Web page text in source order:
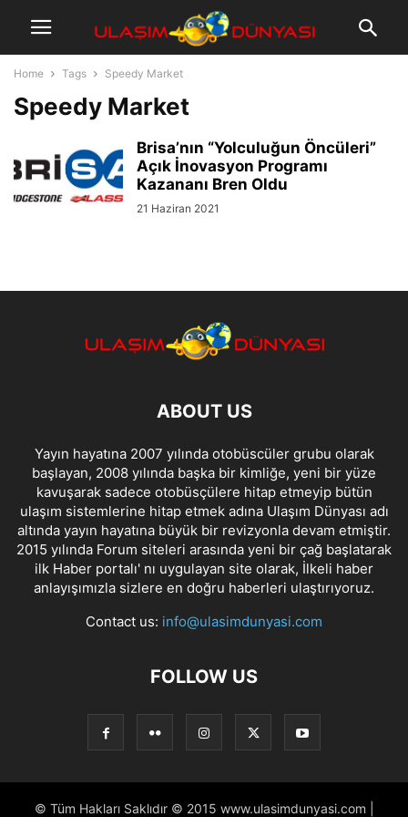
Home Tags Speedy Market
Speedy Market
Brisa’nın “Yolculuğun Öncüleri”
Açık İnovasyon Programı
Kazananı Bren Oldu
21 Haziran 2021
ABOUT US
Yayın hayatına 2007 yılında otobüscüler grubu olarak
başlayan, 2008 yılında başka bir kimliğe, yeni bir yüze
kavuşarak sadece otobüsçülere hitap etmeyip bütün
ulaşım sistemlerine hitap etmek adına Ulaşım Dünyası adı
altında yayın hayatına büyük bir revizyonla devam etmiştir.
2015 yılında Forum siteleri arasında yeni bir çağ başlatarak
ilk Haber portalı' nı uygulayan site olarak, İlkeli haber
anlayışımızla sizlere en doğru haberleri ulaştırıyoruz.
Contact us: info@ulasimdunyasi.com
FOLLOW US
© Tüm Hakları Saklıdır © 2015 www.ulasimdunyasi.com |